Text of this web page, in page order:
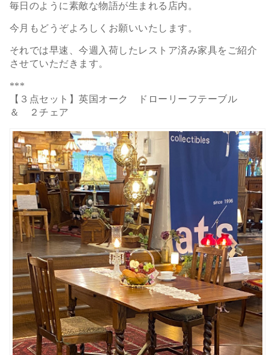
毎日のように素敵な物語が生まれる店内。
今月もどうぞよろしくお願いいたします。
それでは早速、今週入荷したレストア済み家具をご紹介
させていただきます。
***
【３点セット】英国オーク ドローリーフテーブル
＆ ２チェア